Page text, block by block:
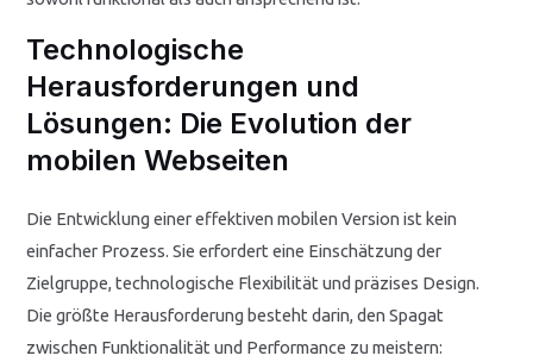
Technologische
Herausforderungen und
Lösungen: Die Evolution der
mobilen Webseiten
Die Entwicklung einer effektiven mobilen Version ist kein
einfacher Prozess. Sie erfordert eine Einschätzung der
Zielgruppe, technologische Flexibilität und präzises Design.
Die größte Herausforderung besteht darin, den Spagat
zwischen Funktionalität und Performance zu meistern: